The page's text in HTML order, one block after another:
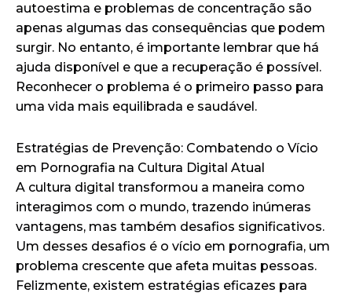
autoestima e problemas de concentração são
apenas algumas das consequências que podem
surgir. No entanto, é importante lembrar que há
ajuda disponível e que a recuperação é possível.
Reconhecer o problema é o primeiro passo para
uma vida mais equilibrada e saudável.
Estratégias de Prevenção: Combatendo o Vício
em Pornografia na Cultura Digital Atual
A cultura digital transformou a maneira como
interagimos com o mundo, trazendo inúmeras
vantagens, mas também desafios significativos.
Um desses desafios é o vício em pornografia, um
problema crescente que afeta muitas pessoas.
Felizmente, existem estratégias eficazes para